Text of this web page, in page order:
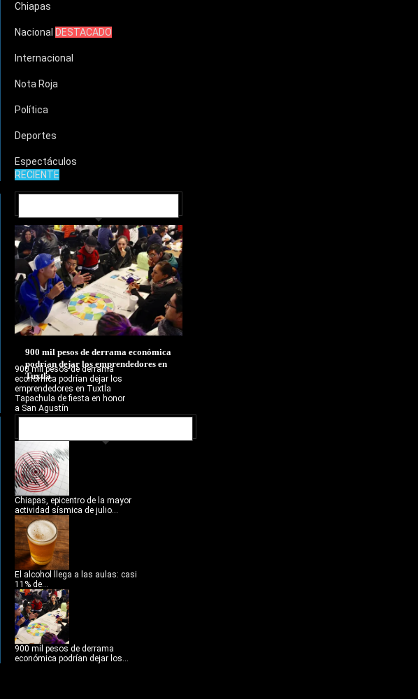
Chiapas
Nacional DESTACADO
Internacional
Nota Roja
Política
Deportes
Espectáculos
RECIENTE
900 mil pesos de derrama económica
podrían dejar los emprendedores en
Tuxtla
900 mil pesos de derrama
económica podrían dejar los
emprendedores en Tuxtla
Tapachula de fiesta en honor
a San Agustín
Chiapas, epicentro de la mayor
actividad sísmica de julio...
El alcohol llega a las aulas: casi
11% de...
900 mil pesos de derrama
económica podrían dejar los...